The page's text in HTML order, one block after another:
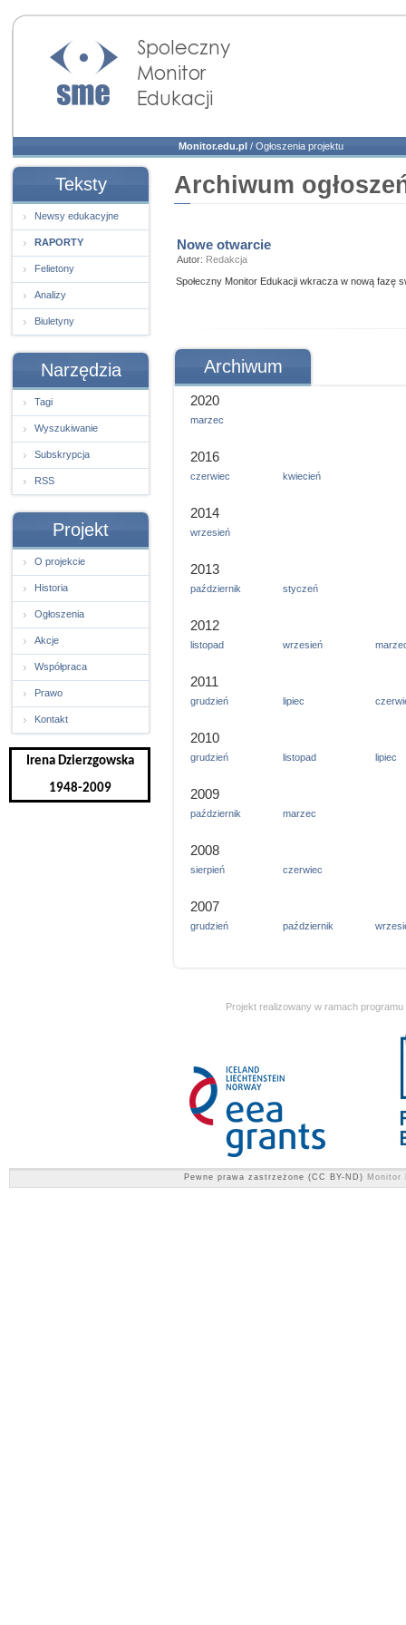
Społeczny Monitor
Edukacji
Monitor.edu.pl / Ogłoszenia projektu
Teksty
Newsy edukacyjne
RAPORTY
Felietony
Analizy
Biuletyny
Narzędzia
Tagi
Wyszukiwanie
Subskrypcja
RSS
Projekt
O projekcie
Historia
Ogłoszenia
Akcje
Współpraca
Prawo
Kontakt
Irena Dzierzgowska
1948-2009
Archiwum
Nowe otwarcie
Autor: Redakcja
Społeczny Monitor Edukacji wkracza w nową fazę
Archiwum
2020
marzec
2016
czerwiec kwiecień
2014
wrzesień
2013
październik styczeń
2012
listopad wrzesień
2011
grudzień lipiec
2010
grudzień listopad lipiec
2009
październik marzec
2008
sierpień czerwiec
2007
grudzień październik
Projekt realizowany w ramach
Pewne prawa zastrzeżone (CC BY-ND) Monitor